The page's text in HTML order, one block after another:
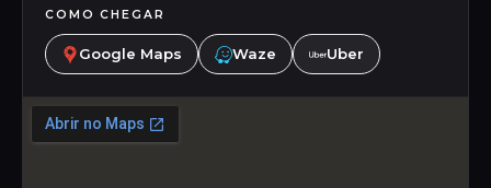
COMO CHEGAR
Google Maps Waze Uber